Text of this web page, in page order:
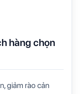
hàng chọn
giảm rào cản